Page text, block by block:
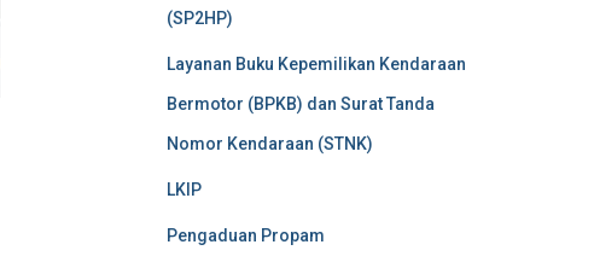
(SP2HP)
Layanan Buku Kepemilikan Kendaraan
Bermotor (BPKB) dan Surat Tanda
Nomor Kendaraan (STNK)
LKIP
Pengaduan Propam